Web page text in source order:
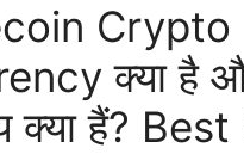
Crypto
क्या है
क्या हैं?